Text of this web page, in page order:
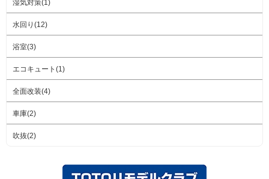
湿気対策(1)
水回り(12)
浴室(3)
エコキュート(1)
全面改装(4)
車庫(2)
吹抜(2)